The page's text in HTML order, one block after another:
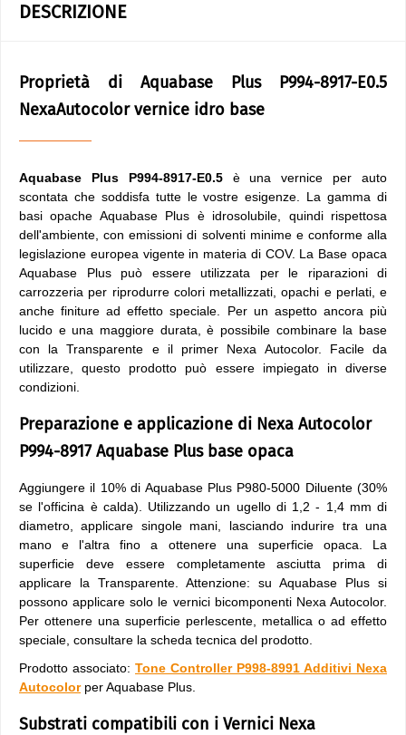
DESCRIZIONE
Proprietà di Aquabase Plus P994-8917-E0.5
NexaAutocolor vernice idro base
Aquabase Plus P994-8917-E0.5è una vernice per auto
scontata che soddisfa tutte le vostre esigenze. La gamma di
basi opache Aquabase Plus è idrosolubile, quindi rispettosa
dell'ambiente, con emissioni di solventi minime e conforme alla
legislazione europea vigente in materia di COV. La Base opaca
Aquabase Plus può essere utilizzata per le riparazioni di
carrozzeria per riprodurre colori metallizzati, opachi e perlati, e
anche finiture ad effetto speciale. Per un aspetto ancora più
lucido e una maggiore durata, è possibile combinare la base
con la Transparente e il primer Nexa Autocolor. Facile da
utilizzare, questo prodotto può essere impiegato in diverse
condizioni.
Preparazione e applicazione di Nexa Autocolor
P994-8917 Aquabase Plus base opaca
Aggiungere il 10% di Aquabase Plus P980-5000 Diluente (30%
se l'officina è calda). Utilizzando un ugello di 1,2 - 1,4 mm di
diametro, applicare singole mani, lasciando indurire tra una
mano e l'altra fino a ottenere una superficie opaca. La
superficie deve essere completamente asciutta prima di
applicare la Transparente. Attenzione: su Aquabase Plus si
possono applicare solo le vernici bicomponenti Nexa Autocolor.
Per ottenere una superficie perlescente, metallica o ad effetto
speciale, consultare la scheda tecnica del prodotto.
Prodotto associato: Tone Controller P998-8991 Additivi Nexa
Autocolorper Aquabase Plus.
Substrati compatibili con i Vernici Nexa